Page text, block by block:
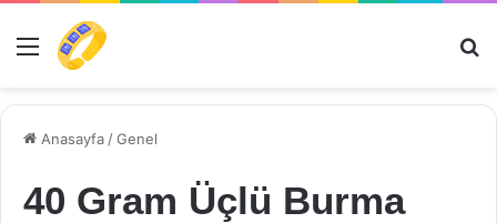
Menü
Anasayfa /Genel
40 Gram Üçlü Burma